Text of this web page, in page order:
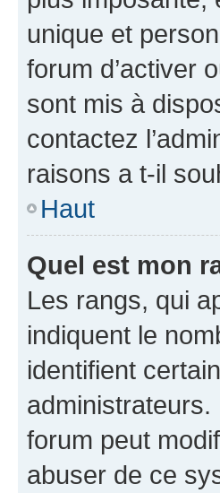
unique et
forum d’activer
sont mis à
contactez
raisons a t-il
Haut
Quel est mon
Les rangs, qui
indiquent le
identifient
forum peut
abuser de ce